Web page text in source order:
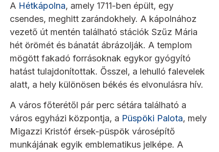
A Hétkápolna, amely 1711-ben épült, egy
csendes, meghitt zarándokhely. A kápolnához
vezető út mentén található stációk Szűz Mária
hét örömét és bánatát ábrázolják. A templom
mögött fakadó forrásoknak egykor gyógyító
hatást tulajdonítottak. Ősszel, a lehulló falevelek
alatt, a hely különösen békés és elvonulásra hív.
A város főterétől pár perc sétára található a
város egyházi központja, a Püspöki Palota, mely
Migazzi Kristóf érsek-püspök városépítő
munkájának egyik emblematikus jelképe. A